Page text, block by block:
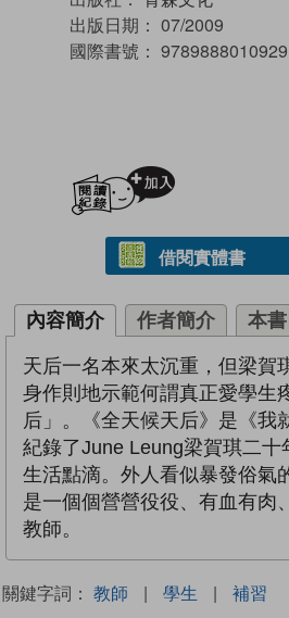
出版日期： 07/2009
國際書號： 9789888010929
借閱實體書
內容簡介 作者簡介 本
天后一名本來太沉重，但梁賀
身作則地示範何謂真正愛學生
后」。《全天候天后》是《我
紀錄了June Leung梁賀琪二十
生活點滴。外人看似暴發俗氣
是一個個營營役役、有血有肉
教師。
關鍵字詞： 教師 | 學生 | 補習